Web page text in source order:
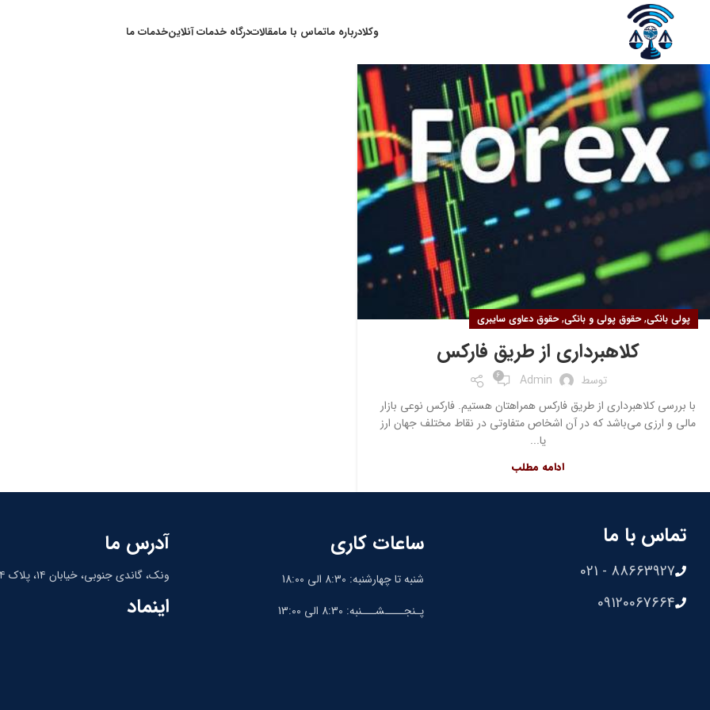
وکلادرباره ماتماس با مامقالاتدرگاه خدمات آنلاینخدمات ما
پولی بانکی,حقوق پولی و بانکی,حقوق دعاوی سایبری
کلاهبرداری از طریق فارکس
توسط Admin
6
با بررسی کلاهبرداری از طریق فارکس همراهتان هستیم. فارکس نوعی بازار
مالی و ارزی می‌باشد که در آن اشخاص متفاوتی در نقاط مختلف جهان ارز
یا...
ادامه مطلب
تماس با ما
88663927 - 021
09120067664
ساعات کاری
شنبه تا چهارشنبه: 8:30 الی 18:00
پـنجــــشـــنبه: 8:30 الی 13:00
آدرس ما
ونک، گاندی جنوبی، خیابان ۱۴، پلاک ۱۴، واحد ۹
اینماد